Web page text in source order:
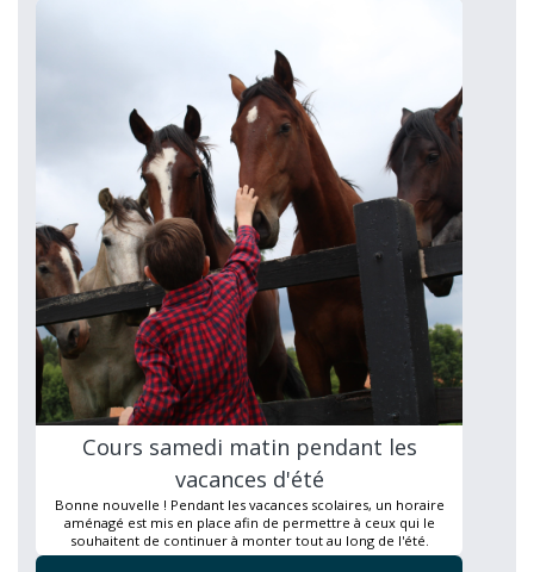
Cours samedi matin pendant les
vacances d'été
Bonne nouvelle ! Pendant les vacances scolaires, un horaire
aménagé est mis en place afin de permettre à ceux qui le
souhaitent de continuer à monter tout au long de l'été.